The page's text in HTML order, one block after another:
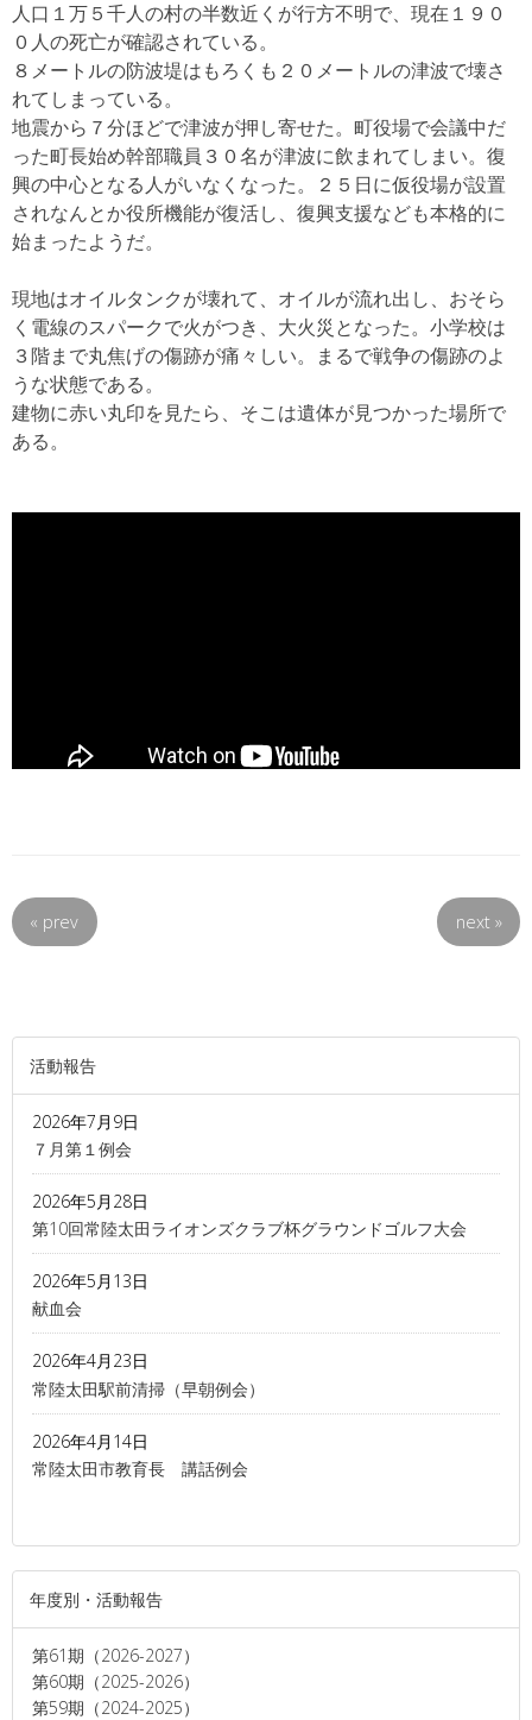
人口１万５千人の村の半数近くが行方不明で、現在１９０
０人の死亡が確認されている。
８メートルの防波堤はもろくも２０メートルの津波で壊さ
れてしまっている。
地震から７分ほどで津波が押し寄せた。町役場で会議中だ
った町長始め幹部職員３０名が津波に飲まれてしまい。復
興の中心となる人がいなくなった。２５日に仮役場が設置
されなんとか役所機能が復活し、復興支援なども本格的に
始まったようだ。
現地はオイルタンクが壊れて、オイルが流れ出し、おそら
く電線のスパークで火がつき、大火災となった。小学校は
３階まで丸焦げの傷跡が痛々しい。まるで戦争の傷跡のよ
うな状態である。
建物に赤い丸印を見たら、そこは遺体が見つかった場所で
ある。
« prev next »
活動報告
2026年7月9日
７月第１例会
2026年5月28日
第10回常陸太田ライオンズクラブ杯グラウンドゴルフ大会
2026年5月13日
献血会
2026年4月23日
常陸太田駅前清掃（早朝例会）
2026年4月14日
常陸太田市教育長 講話例会
年度別・活動報告
第61期（2026-2027）
第60期（2025-2026）
第59期（2024-2025）